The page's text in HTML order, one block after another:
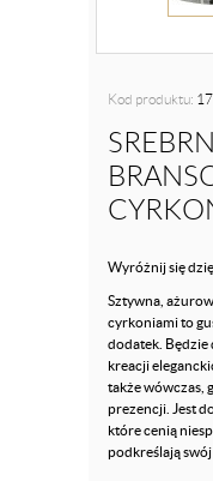
Kod produktu:
Wyróżnij się
Sztywna,
cyrkoniami to
dodatek. Będzie
kreacji
także wówczas,
prezencji. Jest
które cenią
podkreślają swój